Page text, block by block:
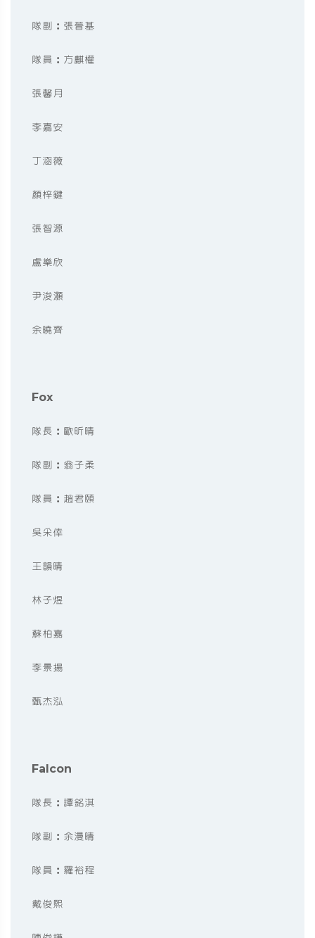
隊副︰張晉基
隊員︰方麒權
張馨月
李嘉安
丁涵薇
顏梓鍵
張智源
盧樂欣
尹浚灝
余曉齊
Fox
隊長︰歐昕晴
隊副︰翁子柔
隊員︰趙君頤
吳采倖
王韻晴
林子煜
蘇柏嘉
李景揚
甄杰泓
Falcon
隊長︰譚銘淇
隊副︰余漫晴
隊員︰羅裕程
戴俊熙